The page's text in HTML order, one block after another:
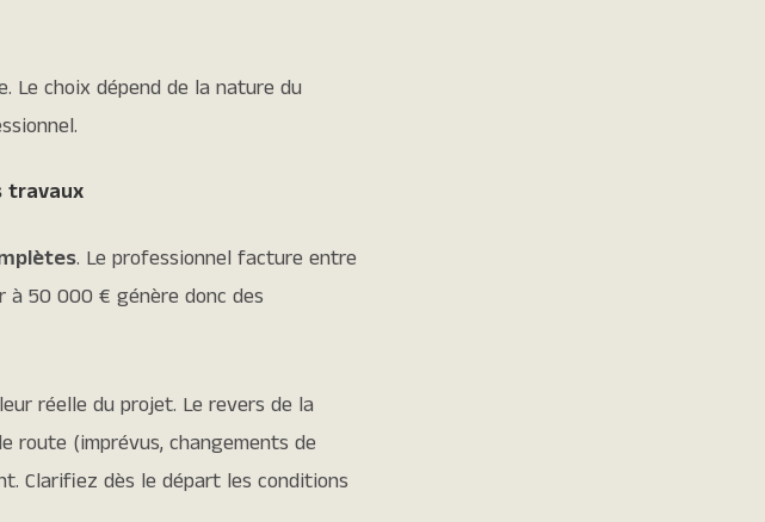
Le choix dépend de la nature du
travaux
. Le professionnel facture entre
à 50 000 € génère donc des
réelle du projet. Le revers de la
route (imprévus, changements de
Clarifiez dès le départ les conditions